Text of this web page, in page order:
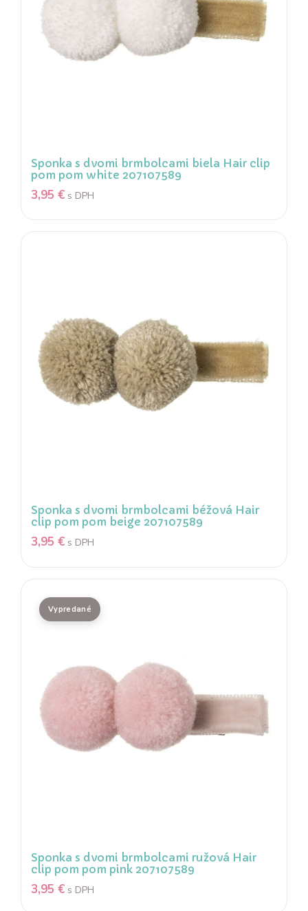
Sponka s dvomi brmbolcami biela Hair clip
pom pom white 207107589
3,95 € s DPH
Sponka s dvomi brmbolcami béžová Hair
clip pom pom beige 207107589
3,95 € s DPH
Sponka s dvomi brmbolcami ružová Hair
clip pom pom pink 207107589
3,95 € s DPH